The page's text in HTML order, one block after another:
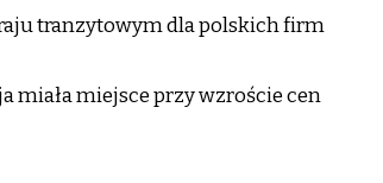
tranzytowym dla polskich firm
miała miejsce przy wzroście cen